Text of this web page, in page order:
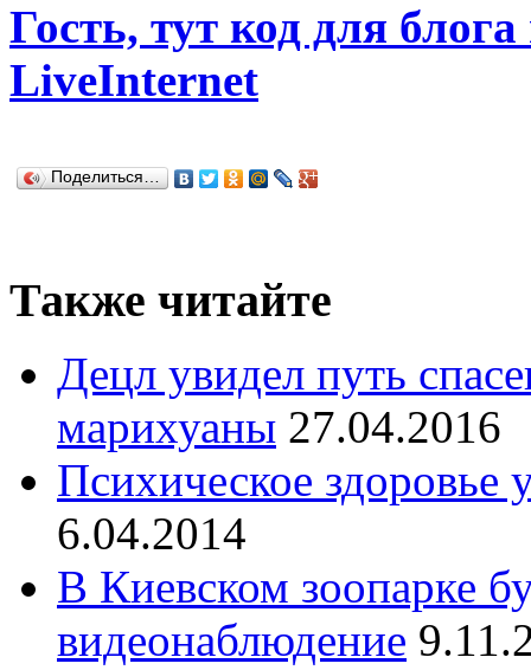
Гость, тут код для
LiveInternet
Поделиться…
Также читайте
Децл увидел путь
марихуаны 27.04.2016
Психическое здоровье
6.04.2014
В Киевском зоопарке
видеонаблюдение